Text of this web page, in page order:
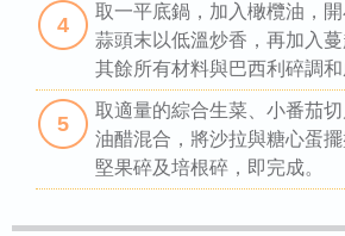
4
取一平底鍋，加入橄欖油，
蒜頭末以低溫炒香，再加入
其餘所有材料與巴西利碎調和
5
取適量的綜合生菜、小番茄
油醋混合，將沙拉與糖心蛋
堅果碎及培根碎，即完成。